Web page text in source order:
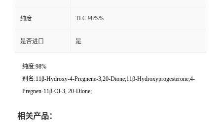
纯度 TLC 98%%
是否进口 是
纯度:98%
别名:11β-Hydroxy-4-Pregnene-3,20-Dione;11β-Hydroxyprogesterone;4-
Pregnen-11β-Ol-3, 20-Dione;
相关产品：